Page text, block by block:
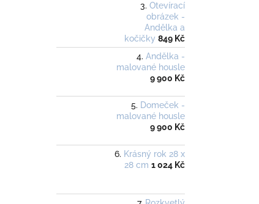
Otevírací
obrázek -
Andělka a
kočičky 849 Kč
Andělka -
malované housle
9 900 Kč
Domeček -
malované housle
9 900 Kč
Krásný rok 28 x
28 cm 1 024 Kč